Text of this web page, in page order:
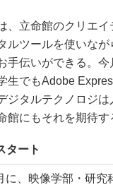
立命館のクリエイ
ルツールを使いな
手伝いができる。
生でもAdobe
ジタルテクノロジ
にもそれを期待す
タート
、映像学部・研究